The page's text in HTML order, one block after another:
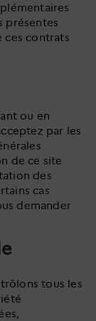
présentes
ces contrats
ou en
par les
de ce site
des
cas
demander
tous les